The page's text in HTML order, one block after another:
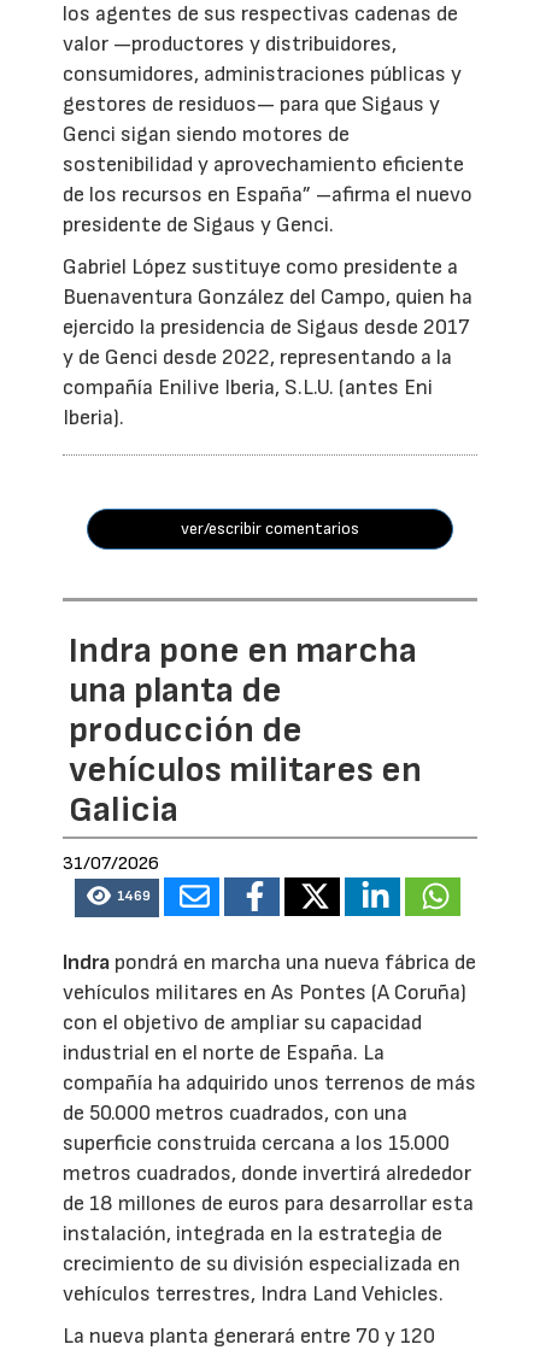
los agentes de sus respectivas cadenas de
valor —productores y distribuidores,
consumidores, administraciones públicas y
gestores de residuos— para que Sigaus y
Genci sigan siendo motores de
sostenibilidad y aprovechamiento eficiente
de los recursos en España” –afirma el nuevo
presidente de Sigaus y Genci.
Gabriel López sustituye como presidente a
Buenaventura González del Campo, quien ha
ejercido la presidencia de Sigaus desde 2017
y de Genci desde 2022, representando a la
compañía Enilive Iberia, S.L.U. (antes Eni
Iberia).
ver/escribir comentarios
Indra pone en marcha
una planta de
producción de
vehículos militares en
Galicia
31/07/2026
1469
Indra pondrá en marcha una nueva fábrica de
vehículos militares en As Pontes (A Coruña)
con el objetivo de ampliar su capacidad
industrial en el norte de España. La
compañía ha adquirido unos terrenos de más
de 50.000 metros cuadrados, con una
superficie construida cercana a los 15.000
metros cuadrados, donde invertirá alrededor
de 18 millones de euros para desarrollar esta
instalación, integrada en la estrategia de
crecimiento de su división especializada en
vehículos terrestres, Indra Land Vehicles.
La nueva planta generará entre 70 y 120